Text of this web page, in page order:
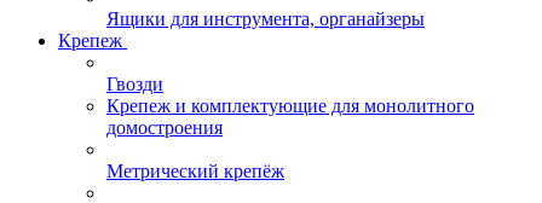
Ящики для инструмента, органайзеры
Крепеж
Гвозди
Крепеж и комплектующие для монолитного
домостроения
Метрический крепёж